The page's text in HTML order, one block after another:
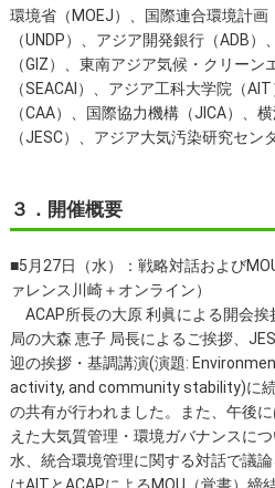
環境省（MOEJ）、国際連合環境計画
（UNDP）、アジア開発銀行（ADB
（GIZ）、東南アジア気候・クリー
（SEACAI）、アジア工科大学院（
（CAA）、国際協力機構（JICA）、
（JESC）、アジア大気汚染研究セン
３．開催概要
■5月27日（水）：戦略対話および
ァレンス川崎＋オンライン）
ACAP所長の大原 利眞による開会挨
局の大森 恵子 局長によるご挨拶、
迎の挨拶・基調講演(演題:
activity, and community stability)に
の共有が行われました。また、午後
えた大気質管理・環境ガバナンスに
水、統合環境管理に関する対話で議
はAITとACAPによるMOU（覚書）締